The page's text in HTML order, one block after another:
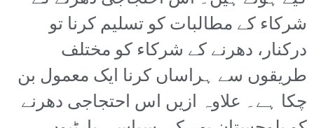
شرکاء کے مطالبات کو تسلیم کرنا تو
درکنار، دھرنے کے شرکاء کو مختلف
طریقوں سے ہراساں کرنا ایک معمول بن
چکا ہے۔ علاوہ ازیں اس احتجاجی دھرنے